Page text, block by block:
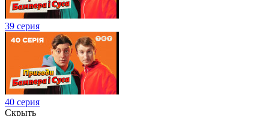
39 серия
40 серия
Скрыть